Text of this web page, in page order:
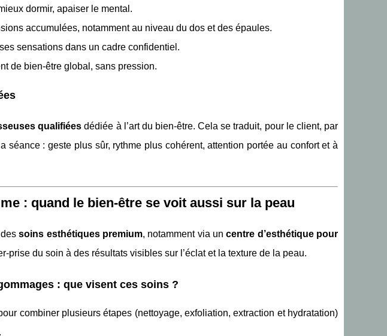
dormir, apaiser le mental.
accumulées, notamment au niveau du dos et des épaules.
sensations dans un cadre confidentiel.
de bien-être global, sans pression.
qualifiées dédiée à l’art du bien-être. Cela se traduit, pour le client, par
séance : geste plus sûr, rythme plus cohérent, attention portée au confort et à
: quand le bien-être se voit aussi sur la peau
dessoins esthétiques premium, notamment via uncentre d’esthétique pour
prise du soin à des résultats visibles sur l’éclat et la texture de la peau.
: que visent ces soins ?
combiner plusieurs étapes (nettoyage, exfoliation, extraction et hydratation)